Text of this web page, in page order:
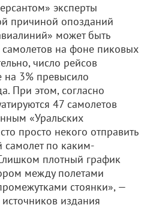
эксперты
причиной опозданий
может быть
самолетов на фоне пиковых
число рейсов
3% превысило
При этом, согласно
47 самолетов
«Уральских
просто некого отправить
самолет по каким-
плотный график
между полетами
стоянки», —
издания